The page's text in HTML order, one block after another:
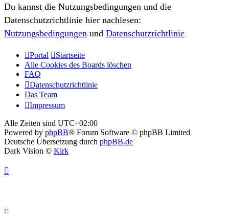
Du kannst die Nutzungsbedingungen und die
Datenschutzrichtlinie hier nachlesen:
Nutzungsbedingungen und Datenschutzrichtlinie
Portal
Startseite
Alle Cookies des Boards löschen
FAQ
Datenschutzrichtlinie
Das Team
Impressum
Alle Zeiten sind UTC+02:00
Powered by phpBB® Forum Software © phpBB Limited
Deutsche Übersetzung durch phpBB.de
Dark Vision © Kirk